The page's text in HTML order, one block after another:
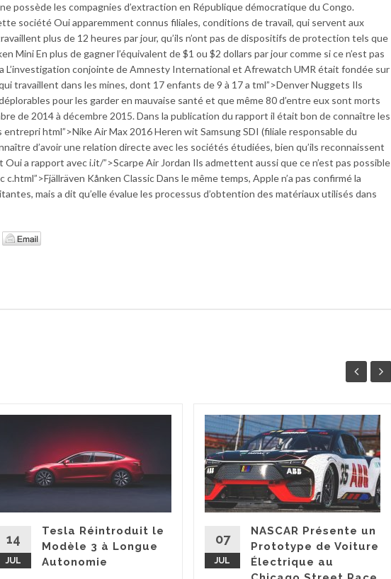
possède les compagnies d’extraction en République démocratique du Congo.
société Oui apparemment connus filiales, conditions de travail, qui servent aux
plus de 12 heures par jour, qu’ils n’ont pas de dispositifs de protection tels que
Mini En plus de gagner l’équivalent de $1 ou $2 dollars par jour comme si ce n’est pas
L’investigation conjointe de Amnesty International et Afrewatch UMR était fondée sur
travaillent dans les mines, dont 17 enfants de 9 à 17 a tml”>Denver Nuggets Ils
pour les garder en mauvaise santé et que même 80 d’entre eux sont morts
de 2014 à décembre 2015. Dans la publication du rapport il était bon de connaître les
html”>Nike Air Max 2016 Heren wit Samsung SDI (filiale responsable du
d’avoir une relation directe avec les sociétés étudiées, bien qu’ils reconnaissent
a rapport avec i.it/”>Scarpe Air Jordan Ils admettent aussi que ce n’est pas possible
Kånken Classic Dans le même temps, Apple n’a pas confirmé la
mais a dit qu’elle évalue les processus d’obtention des matériaux utilisés dans
14
JUL
Tesla Réintroduit le
Modèle 3 à Longue
Autonomie
07
JUL
NASCAR Présente un
Prototype de Voiture
Électrique au